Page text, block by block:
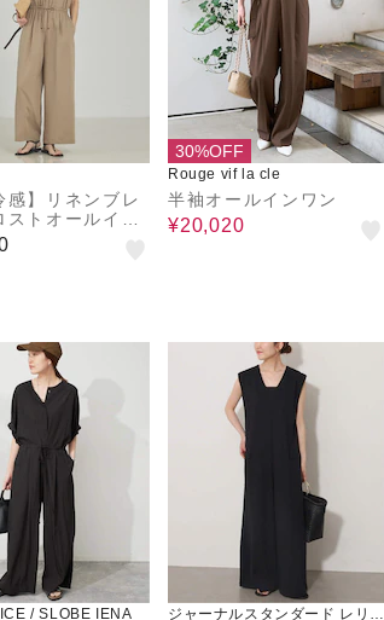
感】リネンブレ
ストオールイン
30%OFF
Rouge vif la cle
半袖オールインワン
¥20,020
/ SLOBE IENA
ジャーナルスタンダード レリュ